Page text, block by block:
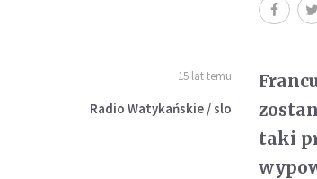
15 lat temu
Radio Watykańskie / slo
taki